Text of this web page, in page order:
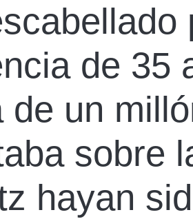
de 35
de un
sobre
hayan